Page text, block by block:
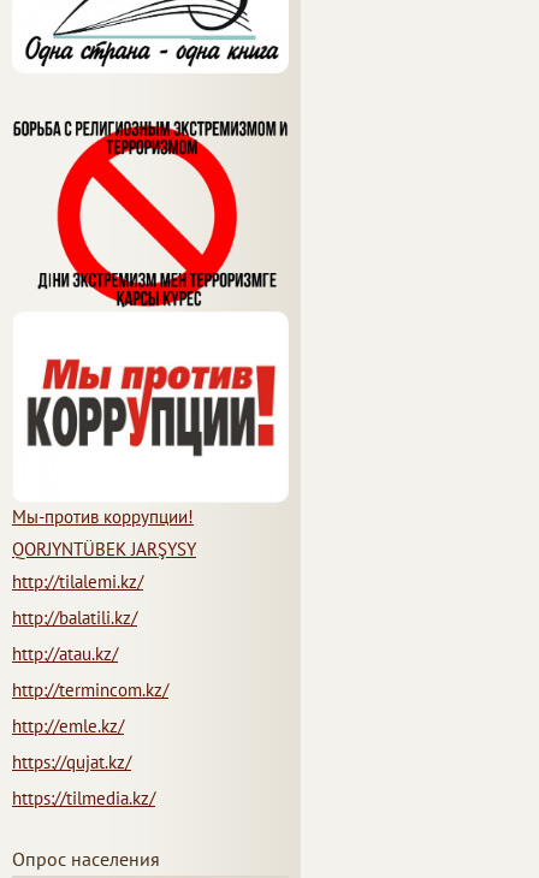
Мы-против коррупции!
QORJYNTÜBEK JARŞYSY
http://tilalemi.kz/
http://balatili.kz/
http://atau.kz/
http://termincom.kz/
http://emle.kz/
https://qujat.kz/
https://tilmedia.kz/
Опрос населения